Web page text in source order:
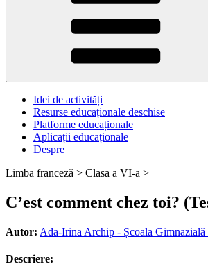
Idei de activități
Resurse educaționale deschise
Platforme educaționale
Aplicații educaționale
Despre
Limba franceză > Clasa a VI-a >
C’est comment chez toi?
Autor: Ada-Irina Archip - Școala
Descriere: